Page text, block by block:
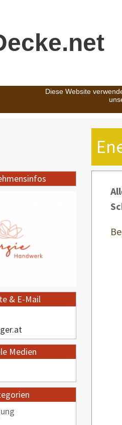
Diese Website
& E-Mail
Medien